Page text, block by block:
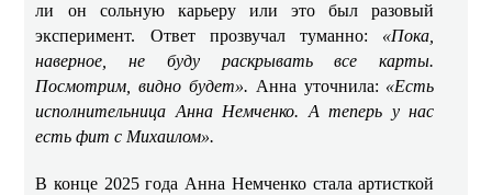
ли он сольную карьеру или это был разовый
эксперимент. Ответ прозвучал туманно: «Пока,
наверное, не буду раскрывать все карты.
Посмотрим, видно будет». Анна уточнила: «Есть
исполнительница Анна Немченко. А теперь у нас
есть фит с Михаилом».
В конце 2025 года Анна Немченко стала артисткой